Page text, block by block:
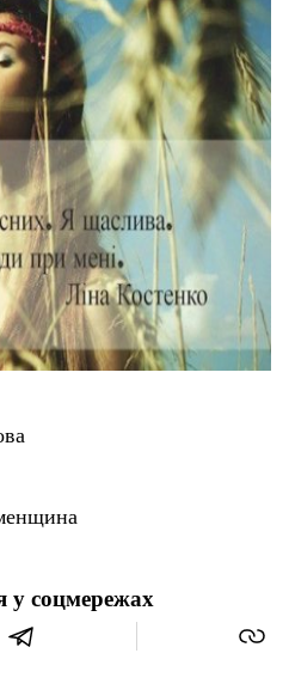
у соцмережах